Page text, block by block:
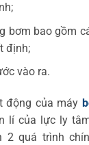
bơm bao gồm
định;
vào ra.
động của máy
lí của lực ly
2 quá trình